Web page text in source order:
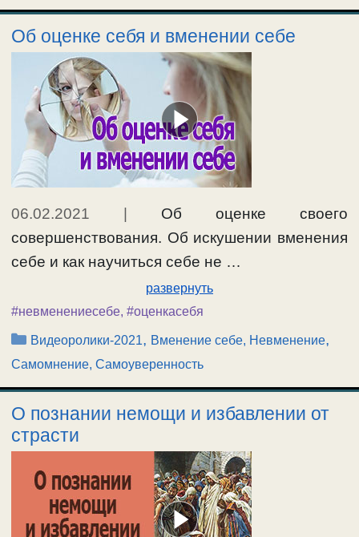
Об оценке себя и вменении себе
06.02.2021
Об оценке своего
совершенствования. Об искушении вменения
себе и как научиться себе не …
развернуть
#невменениесебе, #оценкасебя
Рубрики
Видеоролики-2021, Вменение себе, Невменение,
Самомнение, Самоуверенность
О познании немощи и избавлении от
страсти